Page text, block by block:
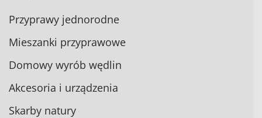
Przyprawy jednorodne
Mieszanki przyprawowe
Domowy wyrób wędlin
Akcesoria i urządzenia
Skarby natury